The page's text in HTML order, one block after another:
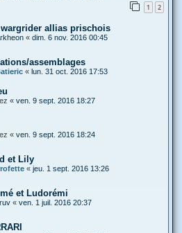
1 2
allias prischois
« dim. 6 nov. 2016 00:45
assemblages
« lun. 31 oct. 2016 17:53
« ven. 9 sept. 2016 18:27
« ven. 9 sept. 2016 18:24
et Lily
« jeu. 1 sept. 2016 13:26
et Ludorémi
« ven. 1 juil. 2016 20:37